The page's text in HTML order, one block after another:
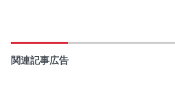
関連記事広告